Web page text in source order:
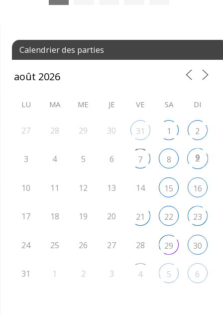
Calendrier des parties
LU MA ME JE VE SA DI
27 28 29 30 31 1 2
3 4 5 6 7 8 9
10 11 12 13 14 15 16
17 18 19 20 21 22 23
24 25 26 27 28 29 30
31 1 2 3 4 5 6